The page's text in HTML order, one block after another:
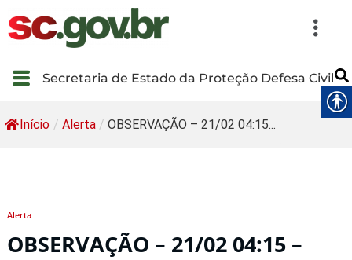
Secretaria de Estado da Proteção Defesa Civil
Início / Alerta / OBSERVAÇÃO – 21/02 04:15...
Alerta
OBSERVAÇÃO – 21/02 04:15 –